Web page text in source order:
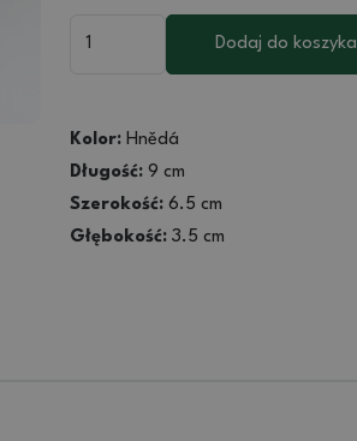
Dodaj do koszyka
Kolor: Hnědá
Długość: 9 cm
Szerokość: 6.5 cm
Głębokość: 3.5 cm